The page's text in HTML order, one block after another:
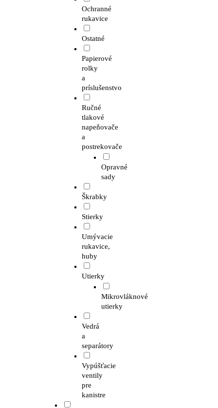
Ochranné
rukavice
Ostatné
Papierové
rolky
a
príslušenstvo
Ručné
tlakové
napeňovače
a
postrekovače
Opravné
sady
Škrabky
Stierky
Umývacie
rukavice,
huby
Utierky
Mikrovláknové
utierky
Vedrá
a
separátory
Vypúšťacie
ventily
pre
kanistre